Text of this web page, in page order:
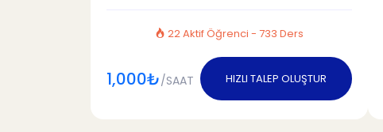
22 Aktif Öğrenci - 733 Ders
1,000₺/SAAT HIZLI TALEP OLUŞTUR